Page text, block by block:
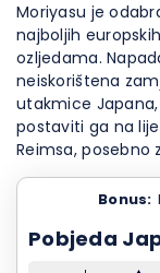
Moriyasu je
najboljih
ozljedama.
neiskorištena
utakmice
postaviti ga na
Reimsa, posebno
Bonus:
Pobjeda